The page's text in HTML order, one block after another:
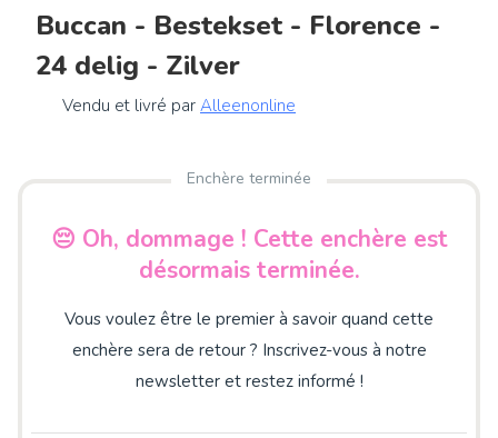
Buccan - Bestekset - Florence -
24 delig - Zilver
Vendu et livré par Alleenonline
Enchère terminée
😔 Oh, dommage ! Cette enchère est
désormais terminée.
Vous voulez être le premier à savoir quand cette
enchère sera de retour ? Inscrivez-vous à notre
newsletter et restez informé !